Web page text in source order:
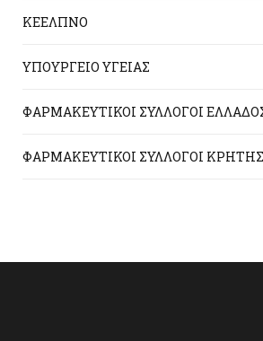
ΚΕΕΛΠΝΟ
ΥΠΟΥΡΓΕΙΟ ΥΓΕΙΑΣ
ΦΑΡΜΑΚΕΥΤΙΚΟΙ ΣΥΛΛΟΓΟΙ
ΦΑΡΜΑΚΕΥΤΙΚΟΙ ΣΥΛΛΟΓΟΙ ΚΡΗΤΗΣ